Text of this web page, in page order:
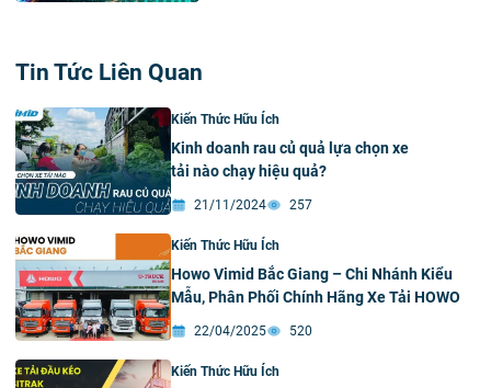
Tin Tức Liên Quan
Kiến Thức Hữu Ích
Kinh doanh rau củ quả lựa chọn xe
tải nào chạy hiệu quả?
21/11/2024 257
Kiến Thức Hữu Ích
Howo Vimid Bắc Giang – Chi Nhánh Kiểu
Mẫu, Phân Phối Chính Hãng Xe Tải HOWO
22/04/2025 520
Kiến Thức Hữu Ích